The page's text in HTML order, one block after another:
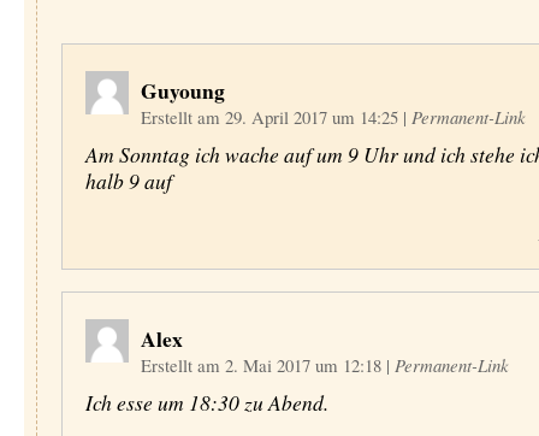
Guyoung
Erstellt am 29. April 2017 um 14:25 | Permanent-Link
Am Sonntag ich wache auf um 9 Uhr und ich stehe
halb 9 auf
Alex
Erstellt am 2. Mai 2017 um 12:18 | Permanent-Link
Ich esse um 18:30 zu Abend.